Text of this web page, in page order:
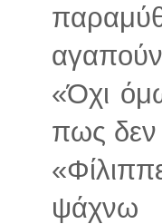
«Όχι
πως δεν